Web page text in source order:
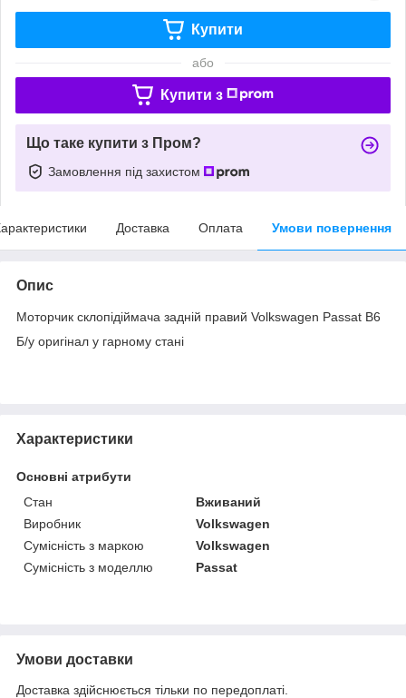
Купити
або
Купити з
Що таке купити з Пром?
Замовлення під захистом
Доставка Оплата Умови повернення
Опис
Моторчик склопідіймача задній правий Volkswagen Passat B6
Б/у оригінал у гарному стані
Характеристики
Основні атрибути
Стан
Вживаний
Виробник
Volkswagen
Сумісність з маркою
Volkswagen
Сумісність з моделлю
Passat
Умови доставки
Доставка здійснюється тільки по передоплаті.